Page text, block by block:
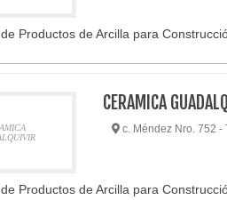
Productos de Arcilla para
CERAMICA
c. Méndez Nro. 752 -
Productos de Arcilla para